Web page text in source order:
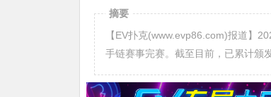
摘要
【EV扑克(www.evp86.com)报道】
手链赛事完赛。截至目前，已累计颁